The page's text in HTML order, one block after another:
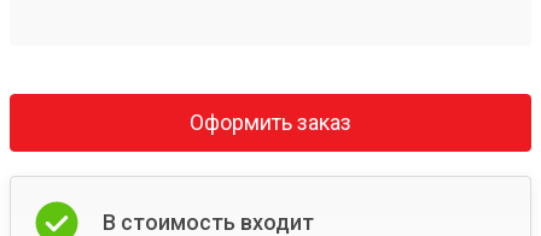
Оформить заказ
В стоимость входит